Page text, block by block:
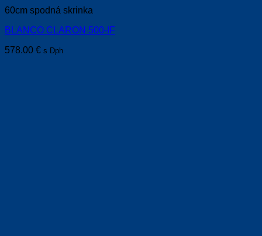
60cm spodná skrinka
BLANCO CLARON 500-IF
578.00 € s Dph